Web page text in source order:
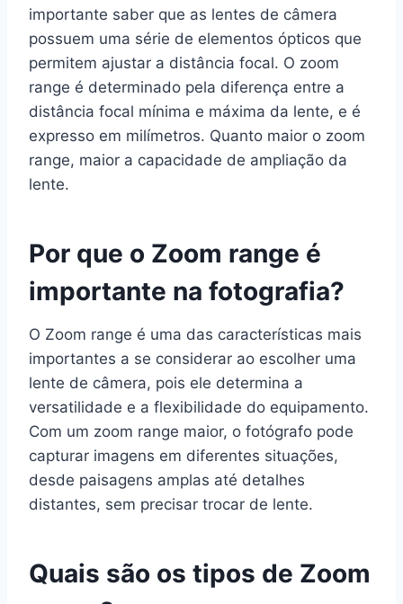
importante saber que as lentes de câmera
possuem uma série de elementos ópticos que
permitem ajustar a distância focal. O zoom
range é determinado pela diferença entre a
distância focal mínima e máxima da lente, e é
expresso em milímetros. Quanto maior o zoom
range, maior a capacidade de ampliação da
lente.
Por que o Zoom range é
importante na fotografia?
O Zoom range é uma das características mais
importantes a se considerar ao escolher uma
lente de câmera, pois ele determina a
versatilidade e a flexibilidade do equipamento.
Com um zoom range maior, o fotógrafo pode
capturar imagens em diferentes situações,
desde paisagens amplas até detalhes
distantes, sem precisar trocar de lente.
Quais são os tipos de Zoom